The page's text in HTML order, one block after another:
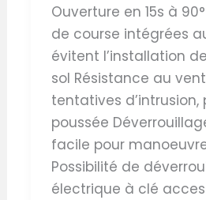
Ouverture en 15s à
de course intégrées
évitent l’installation
sol Résistance au
tentatives d’intrusion,
poussée
facile pour
Possibilité de
électrique à clé